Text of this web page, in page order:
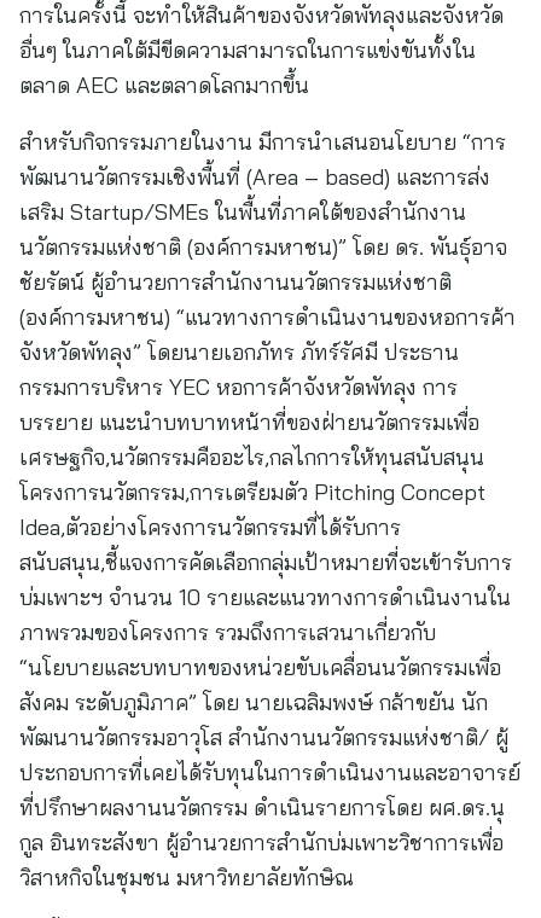
การในครั้งนี้ จะทำให้สินค้าของจังหวัดพัทลุงและจังหวัด
อื่นๆ ในภาคใต้มีขีดความสามารถในการแข่งขันทั้งใน
ตลาด AEC และตลาดโลกมากขึ้น
สำหรับกิจกรรมภายในงาน มีการนำเสนอนโยบาย “การ
พัฒนานวัตกรรมเชิงพื้นที่ (Area – based) และการส่ง
เสริม Startup/SMEs ในพื้นที่ภาคใต้ของสำนักงาน
นวัตกรรมแห่งชาติ (องค์การมหาชน)” โดย ดร. พันธุ์อาจ
ชัยรัตน์ ผู้อำนวยการสำนักงานนวัตกรรมแห่งชาติ
(องค์การมหาชน) “แนวทางการดำเนินงานของหอการค้า
จังหวัดพัทลุง” โดยนายเอกภัทร ภัทร์รัศมี ประธาน
กรรมการบริหาร YEC หอการค้าจังหวัดพัทลุง การ
บรรยาย แนะนำบทบาทหน้าที่ของฝ่ายนวัตกรรมเพื่อ
เศรษฐกิจ,นวัตกรรมคืออะไร,กลไกการให้ทุนสนับสนุน
โครงการนวัตกรรม,การเตรียมตัว Pitching Concept
Idea,ตัวอย่างโครงการนวัตกรรมที่ได้รับการ
สนับสนุน,ชี้แจงการคัดเลือกกลุ่มเป้าหมายที่จะเข้ารับการ
บ่มเพาะฯ จำนวน 10 รายและแนวทางการดำเนินงานใน
ภาพรวมของโครงการ รวมถึงการเสวนาเกี่ยวกับ
“นโยบายและบทบาทของหน่วยขับเคลื่อนนวัตกรรมเพื่อ
สังคม ระดับภูมิภาค” โดย นายเฉลิมพงษ์ กล้าขยัน นัก
พัฒนานวัตกรรมอาวุโส สำนักงานนวัตกรรมแห่งชาติ/ ผู้
ประกอบการที่เคยได้รับทุนในการดำเนินงานและอาจารย์
ที่ปรึกษาผลงานนวัตกรรม ดำเนินรายการโดย ผศ.ดร.นุ
กูล อินทระสังขา ผู้อำนวยการสำนักบ่มเพาะวิชาการเพื่อ
วิสาหกิจในชุมชน มหาวิทยาลัยทักษิณ